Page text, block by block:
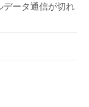
データ通信が切れ